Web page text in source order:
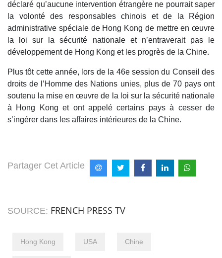
déclaré qu’aucune intervention étrangère ne pourrait saper
la volonté des responsables chinois et de la Région
administrative spéciale de Hong Kong de mettre en œuvre
la loi sur la sécurité nationale et n’entraverait pas le
développement de Hong Kong et les progrès de la Chine.
Plus tôt cette année, lors de la 46e session du Conseil des
droits de l’Homme des Nations unies, plus de 70 pays ont
soutenu la mise en œuvre de la loi sur la sécurité nationale
à Hong Kong et ont appelé certains pays à cesser de
s’ingérer dans les affaires intérieures de la Chine.
Partager Cet Article
SOURCE: FRENCH PRESS TV
Hong Kong USA Chine